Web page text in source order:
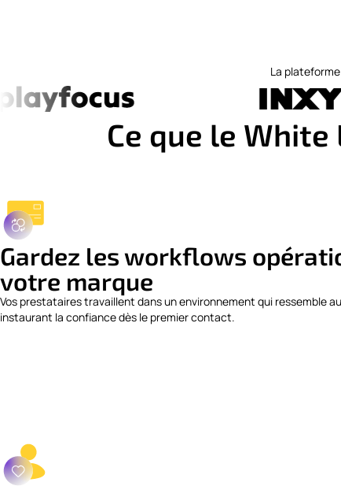
La
Ce que le
Gardez les workflows
votre marque
Vos prestataires travaillent dans un environnement qui ressemble
instaurant la confiance dès le premier contact.